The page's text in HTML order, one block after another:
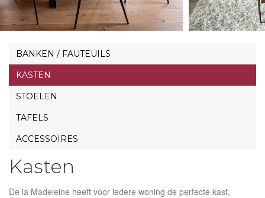
BANKEN / FAUTEUILS
KASTEN
STOELEN
TAFELS
ACCESSOIRES
Kasten
De la Madeleine heeft voor iedere woning de perfecte kast,